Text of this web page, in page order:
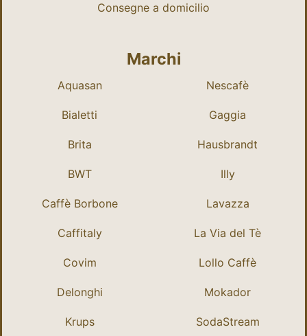
Consegne a domicilio
Marchi
Aquasan
Bialetti
Brita
BWT
Caffè Borbone
Caffitaly
Covim
Delonghi
Krups
Nescafè
Gaggia
Hausbrandt
Illy
Lavazza
La Via del Tè
Lollo Caffè
Mokador
SodaStream